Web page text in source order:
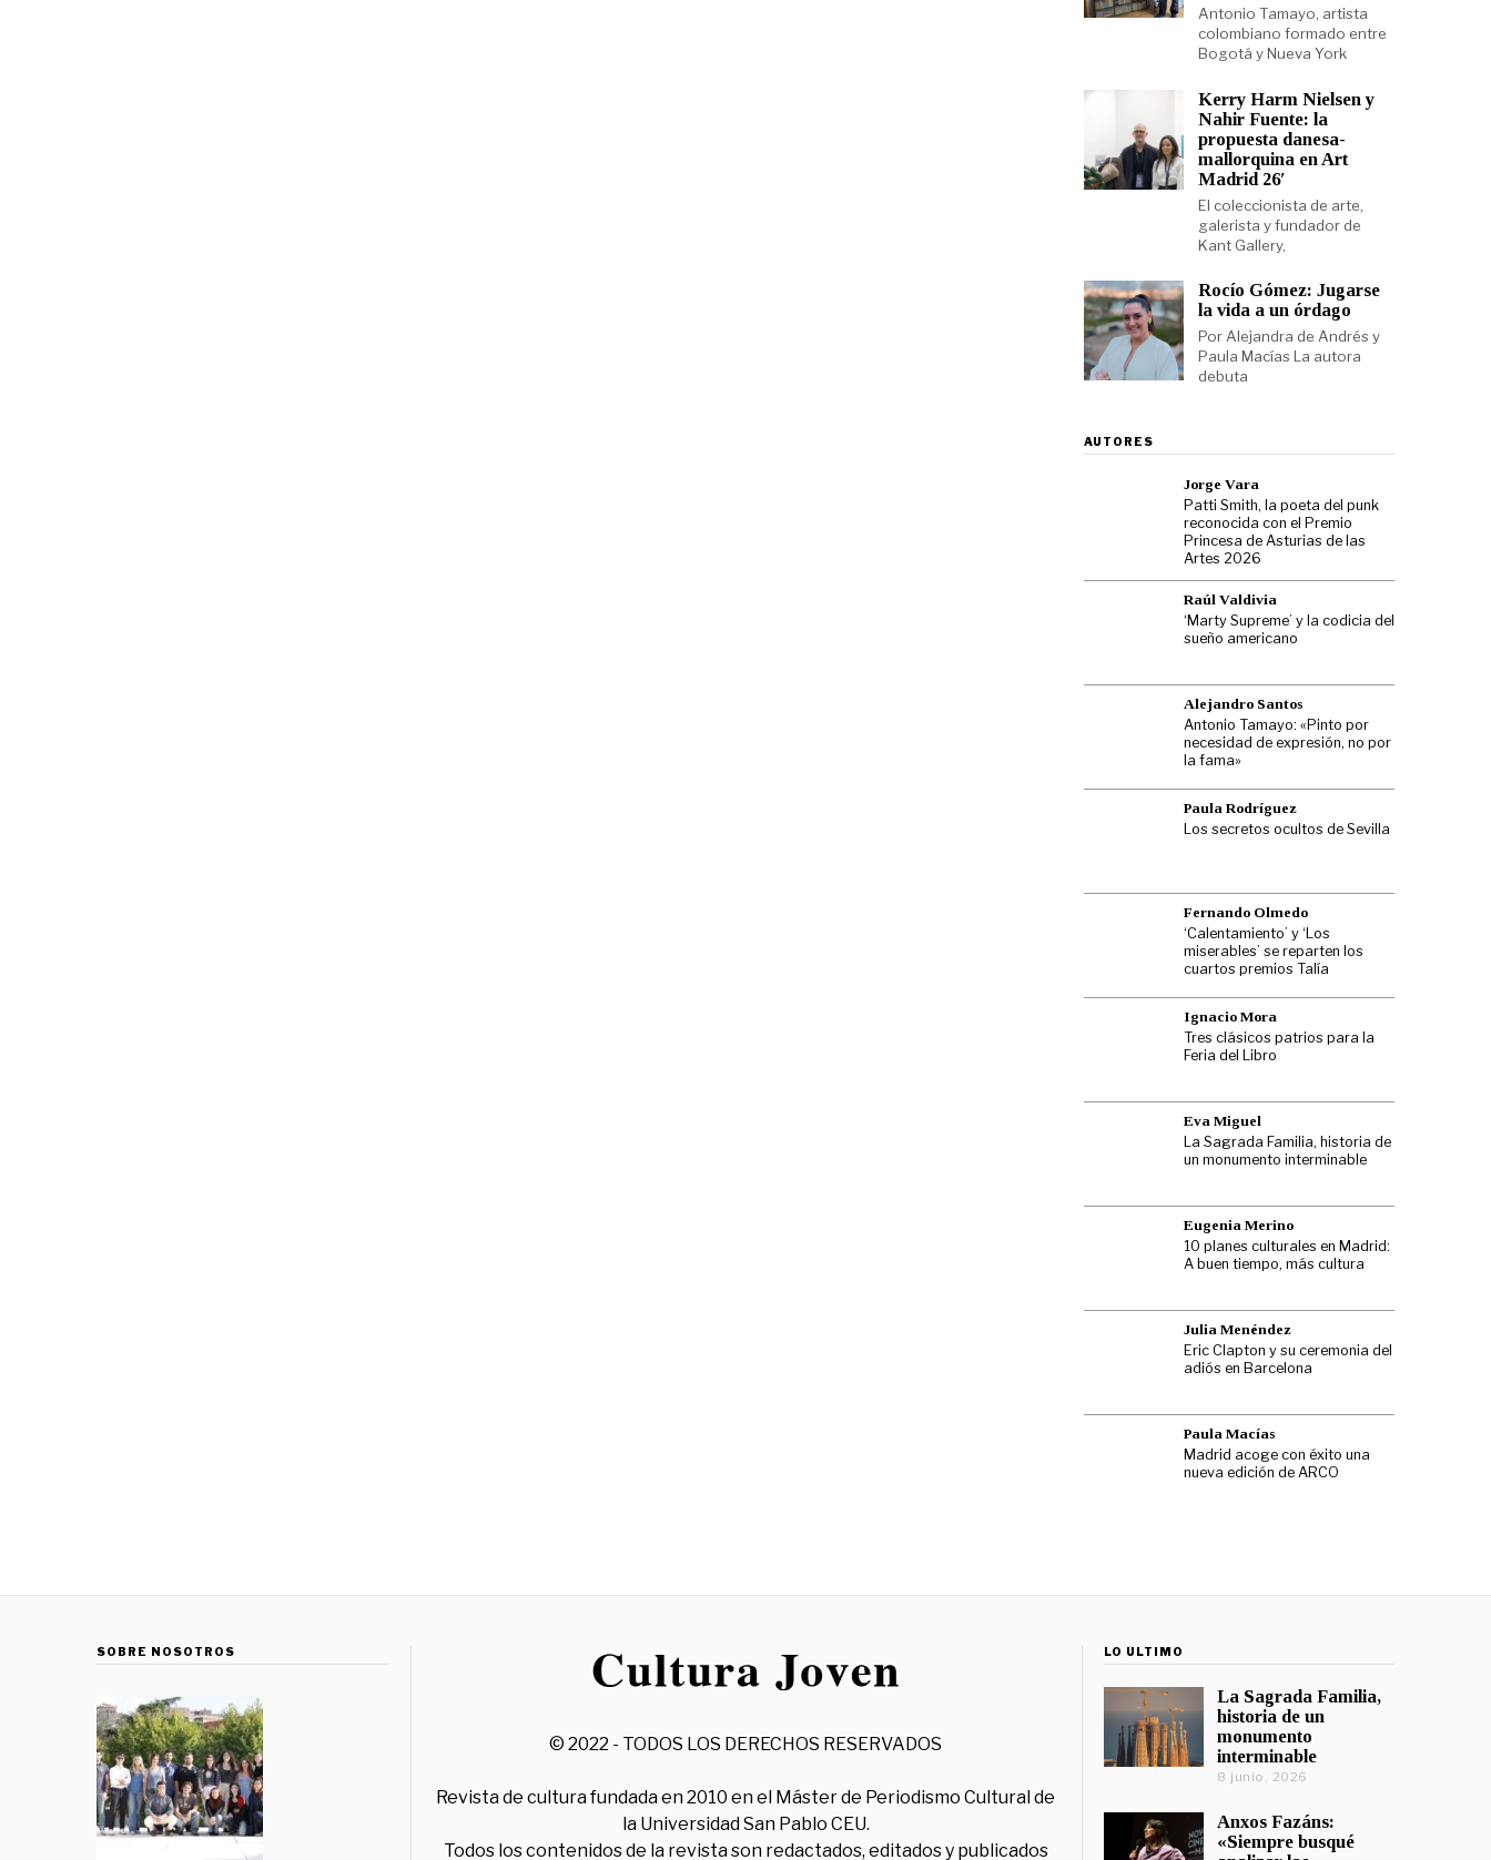
Antonio Tamayo, artista
colombiano formado entre
Bogotá y Nueva York
Kerry Harm Nielsen y
Nahir Fuente: la
propuesta danesa-
mallorquina en Art
Madrid 26′
El coleccionista de arte,
galerista y fundador de
Kant Gallery,
Rocío Gómez: Jugarse
la vida a un órdago
Por Alejandra de Andrés y
Paula Macías La autora
debuta
AUTORES
Jorge Vara
Patti Smith, la poeta del punk
reconocida con el Premio
Princesa de Asturias de las
Artes 2026
Raúl Valdivia
‘Marty Supreme’ y la codicia del
sueño americano
Alejandro Santos
Antonio Tamayo: «Pinto por
necesidad de expresión, no por
la fama»
Paula Rodríguez
Los secretos ocultos de Sevilla
Fernando Olmedo
‘Calentamiento’ y ‘Los
miserables’ se reparten los
cuartos premios Talía
Ignacio Mora
Tres clásicos patrios para la
Feria del Libro
Eva Miguel
La Sagrada Familia, historia de
un monumento interminable
Eugenia Merino
10 planes culturales en Madrid:
A buen tiempo, más cultura
Julia Menéndez
Eric Clapton y su ceremonia del
adiós en Barcelona
Paula Macías
Madrid acoge con éxito una
nueva edición de ARCO
SOBRE NOSOTROS
© 2022 - TODOS LOS DERECHOS RESERVADOS
Revista de cultura fundada en 2010 en el Máster de Periodismo Cultural de
la Universidad San Pablo CEU.
Todos los contenidos de la revista son redactados, editados y publicados
LO ÚLTIMO
La Sagrada Familia,
historia de un
monumento
interminable
8 junio, 2026
Anxos Fazáns:
«Siempre busqué